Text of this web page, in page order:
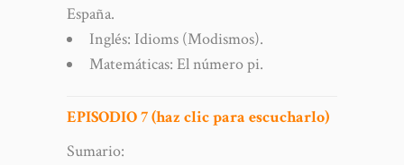
España.
Inglés: Idioms (Modismos).
Matemáticas: El número pi.
EPISODIO 7 (haz clic para escucharlo)
Sumario: